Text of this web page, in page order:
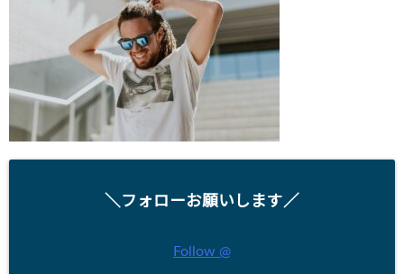
＼フォローお願いします／
Follow @